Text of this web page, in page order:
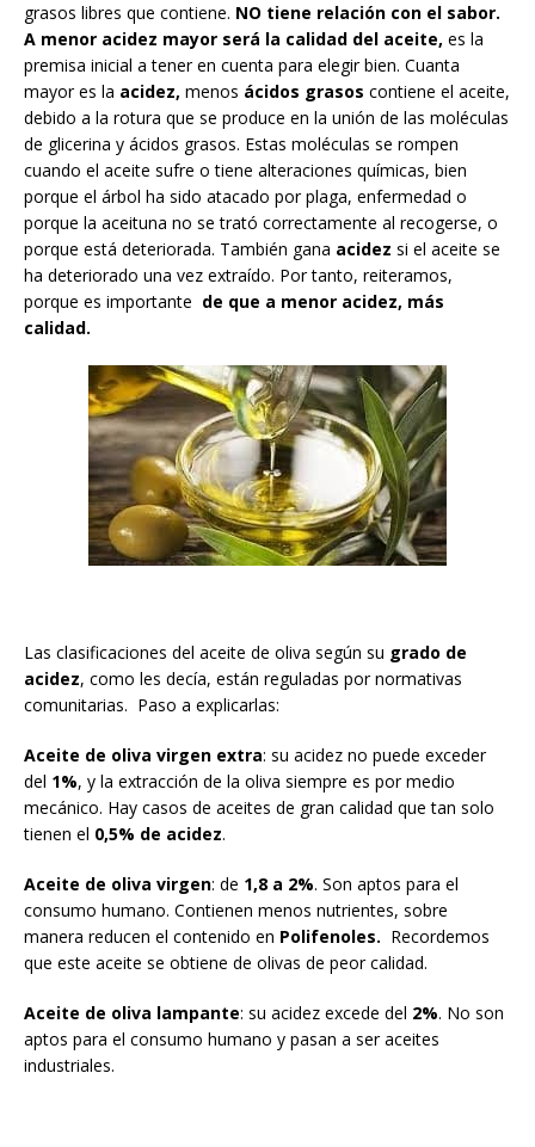
grasos libres que contiene. NO tiene relación con el sabor.
A menor acidez mayor será la calidad del aceite, es la
premisa inicial a tener en cuenta para elegir bien. Cuanta
mayor es la acidez, menos ácidos grasos contiene el aceite,
debido a la rotura que se produce en la unión de las moléculas
de glicerina y ácidos grasos. Estas moléculas se rompen
cuando el aceite sufre o tiene alteraciones químicas, bien
porque el árbol ha sido atacado por plaga, enfermedad o
porque la aceituna no se trató correctamente al recogerse, o
porque está deteriorada. También gana acidez si el aceite se
ha deteriorado una vez extraído. Por tanto, reiteramos,
porque es importante de que a menor acidez, más
calidad.
Las clasificaciones del aceite de oliva según su grado de
acidez, como les decía, están reguladas por normativas
comunitarias. Paso a explicarlas:
Aceite de oliva virgen extra: su acidez no puede exceder
del 1%, y la extracción de la oliva siempre es por medio
mecánico. Hay casos de aceites de gran calidad que tan solo
tienen el 0,5% de acidez.
Aceite de oliva virgen: de 1,8 a 2%. Son aptos para el
consumo humano. Contienen menos nutrientes, sobre
manera reducen el contenido en Polifenoles. Recordemos
que este aceite se obtiene de olivas de peor calidad.
Aceite de oliva lampante: su acidez excede del 2%. No son
aptos para el consumo humano y pasan a ser aceites
industriales.